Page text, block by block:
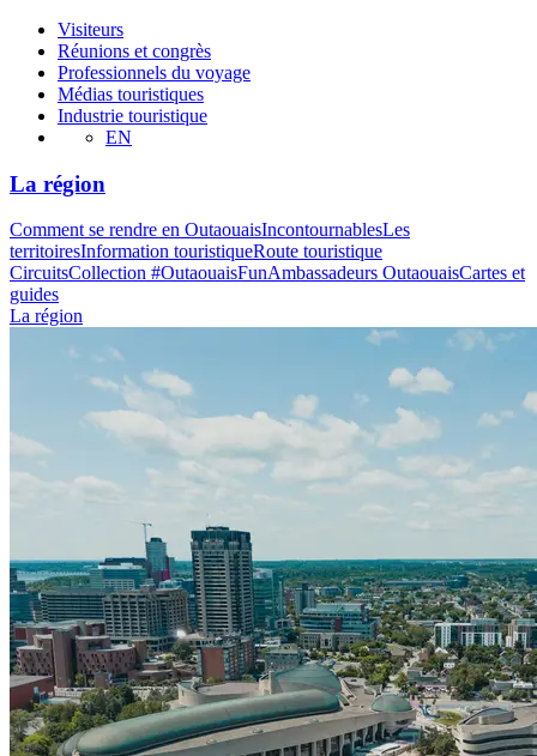
Visiteurs
Réunions et congrès
Professionnels du voyage
Médias touristiques
Industrie touristique
EN
La région
Comment se rendre en OutaouaisIncontournablesLes
territoiresInformation touristiqueRoute touristique
CircuitsCollection #OutaouaisFunAmbassadeurs OutaouaisCartes et
guides
La région